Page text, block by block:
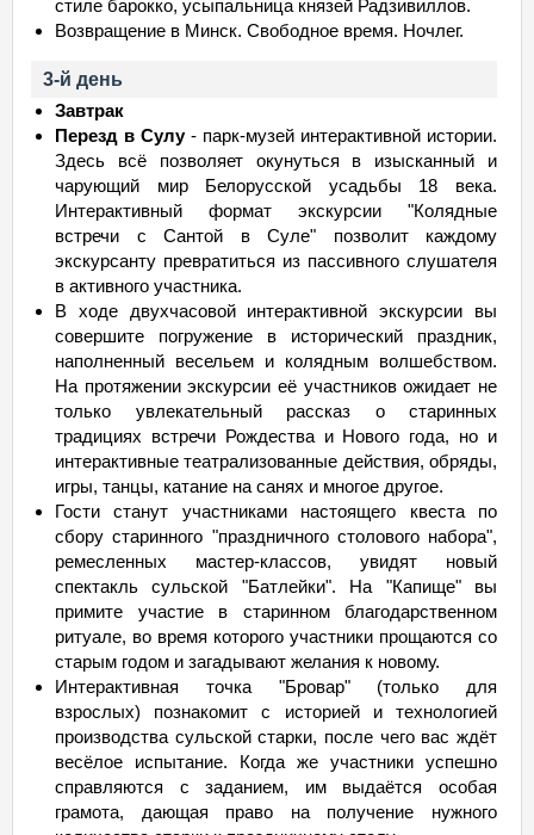
стиле барокко, усыпальница князей Радзивиллов.
Возвращение в Минск. Свободное время. Ночлег.
3-й день
Завтрак
Перезд в Сулу- парк-музей интерактивной истории.
Здесь всё позволяет окунуться в изысканный и
чарующий мир Белорусской усадьбы 18 века.
Интерактивный формат экскурсии "Колядные
встречи с Сантой в Суле" позволит каждому
экскурсанту превратиться из пассивного слушателя
в активного участника.
В ходе двухчасовой интерактивной экскурсии вы
совершите погружение в исторический праздник,
наполненный весельем и колядным волшебством.
На протяжении экскурсии её участников ожидает не
только увлекательный рассказ о старинных
традициях встречи Рождества и Нового года, но и
интерактивные театрализованные действия, обряды,
игры, танцы, катание на санях и многое другое.
Гости станут участниками настоящего квеста по
сбору старинного "праздничного столового набора",
ремесленных мастер-классов, увидят новый
спектакль сульской "Батлейки". На "Капище" вы
примите участие в старинном благодарственном
ритуале, во время которого участники прощаются со
старым годом и загадывают желания к новому.
Интерактивная точка "Бровар" (только для
взрослых) познакомит с историей и технологией
производства сульской старки, после чего вас ждёт
весёлое испытание. Когда же участники успешно
справляются с заданием, им выдаётся особая
грамота, дающая право на получение нужного